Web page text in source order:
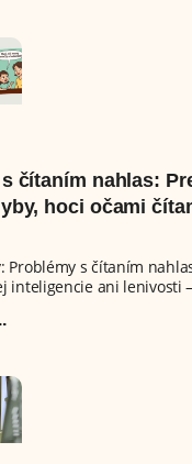
čítaním nahlas:
hoci očami
Problémy s čítaním
inteligencie ani lenivosti